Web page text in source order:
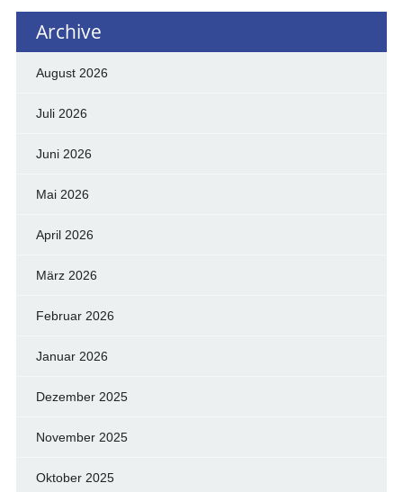
Archive
August 2026
Juli 2026
Juni 2026
Mai 2026
April 2026
März 2026
Februar 2026
Januar 2026
Dezember 2025
November 2025
Oktober 2025